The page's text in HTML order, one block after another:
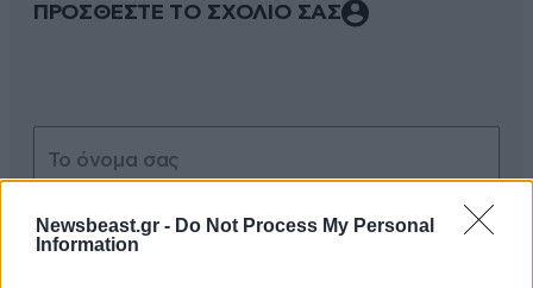
Newsbeast.gr - Do Not Process My Personal
Information
ΠΡΟΣΘΕΣΤΕ ΤΟ ΣΧΟΛΙΟ ΣΑΣ